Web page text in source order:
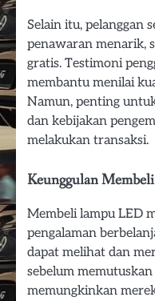
Selain itu, pelanggan
penawaran menarik,
gratis. Testimoni
membantu menilai
Namun, penting
dan kebijakan
melakukan transaksi.
Keunggulan
Membeli lampu LED
pengalaman
dapat melihat dan
sebelum
memungkinkan